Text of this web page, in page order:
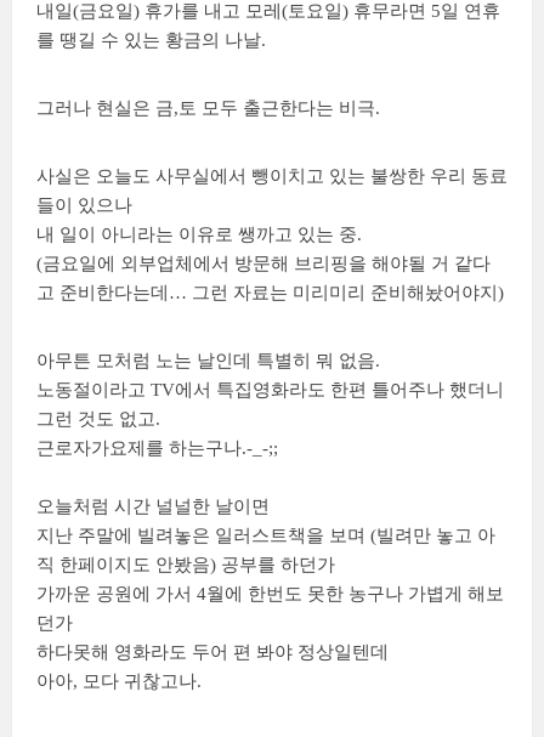
내일(금요일) 휴가를 내고 모레(토요일) 휴무라면 5일 연휴
를 땡길 수 있는 황금의 나날.
그러나 현실은 금,토 모두 출근한다는 비극.
사실은 오늘도 사무실에서 뺑이치고 있는 불쌍한 우리 동료
들이 있으나
내 일이 아니라는 이유로 쌩까고 있는 중.
(금요일에 외부업체에서 방문해 브리핑을 해야될 거 같다
고 준비한다는데… 그런 자료는 미리미리 준비해놨어야지)
아무튼 모처럼 노는 날인데 특별히 뭐 없음.
노동절이라고 TV에서 특집영화라도 한편 틀어주나 했더니
그런 것도 없고.
근로자가요제를 하는구나.-_-;;
오늘처럼 시간 널널한 날이면
지난 주말에 빌려놓은 일러스트책을 보며 (빌려만 놓고 아
직 한페이지도 안봤음) 공부를 하던가
가까운 공원에 가서 4월에 한번도 못한 농구나 가볍게 해보
던가
하다못해 영화라도 두어 편 봐야 정상일텐데
아아, 모다 귀찮고나.